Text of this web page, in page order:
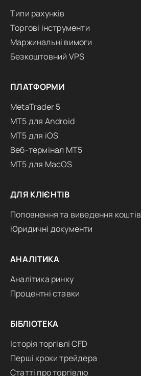
Типи рахунків
Торгові інструменти
Маржинальні вимоги
Безкоштовний VPS
ПЛАТФОРМИ
MetaTrader 5
MT5 для Android
MT5 для iOS
Веб-термінал MT5
MT5 для MacOS
ДЛЯ КЛІЄНТІВ
Поповнення та виведення коштів
Юридичні документи
АНАЛІТИКА
Аналітика ринку
Процентні ставки
БІБЛІОТЕКА
Історія торгівлі CFD
Перші кроки трейдера
Статті про торгівлю